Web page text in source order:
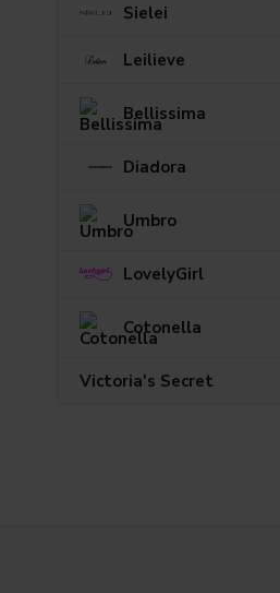
Sielei
Leilieve
Bellissima
Diadora
Umbro
LovelyGirl
Cotonella
Victoria's Secret